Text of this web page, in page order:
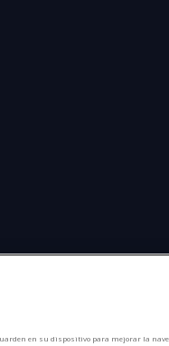
en su dispositivo para mejorar la